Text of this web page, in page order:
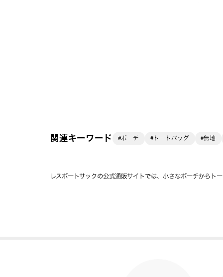
関連キーワード #ポーチ #トートバッグ #無地
レスポートサックの公式通販サイトでは、小さなポーチからト